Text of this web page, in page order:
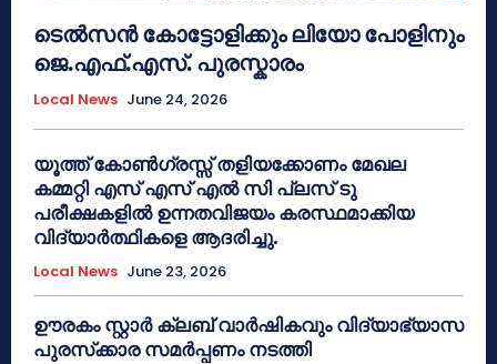
ടെൽസൻ കോട്ടോളിക്കും ലിയോ പോളിനും
ജെ.എഫ്.എസ്. പുരസ്കാരം
Local News June 24, 2026
യൂത്ത് കോൺഗ്രസ്സ് തളിയക്കോണം മേഖല
കമ്മറ്റി എസ് എസ് എൽ സി പ്ലസ് ടു
പരീക്ഷകളിൽ ഉന്നതവിജയം കരസ്ഥമാക്കിയ
വിദ്യാർത്ഥികളെ ആദരിച്ചു.
Local News June 23, 2026
ഊരകം സ്റ്റാർ ക്ലബ് വാർഷികവും വിദ്യാഭ്യാസ
പുരസ്‌ക്കാര സമർപ്പണം നടത്തി